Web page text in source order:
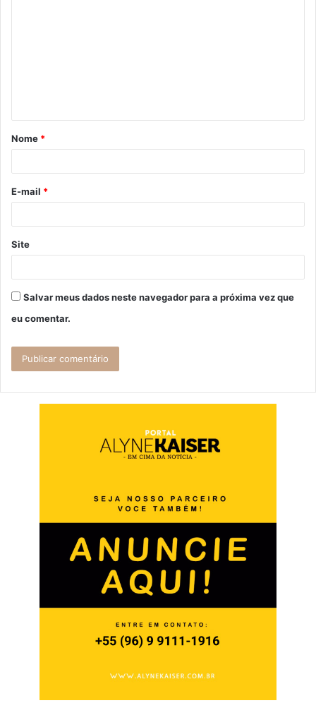
á
r
*
Nome *
E-mail *
Site
Salvar meus dados neste navegador para a próxima vez que
eu comentar.